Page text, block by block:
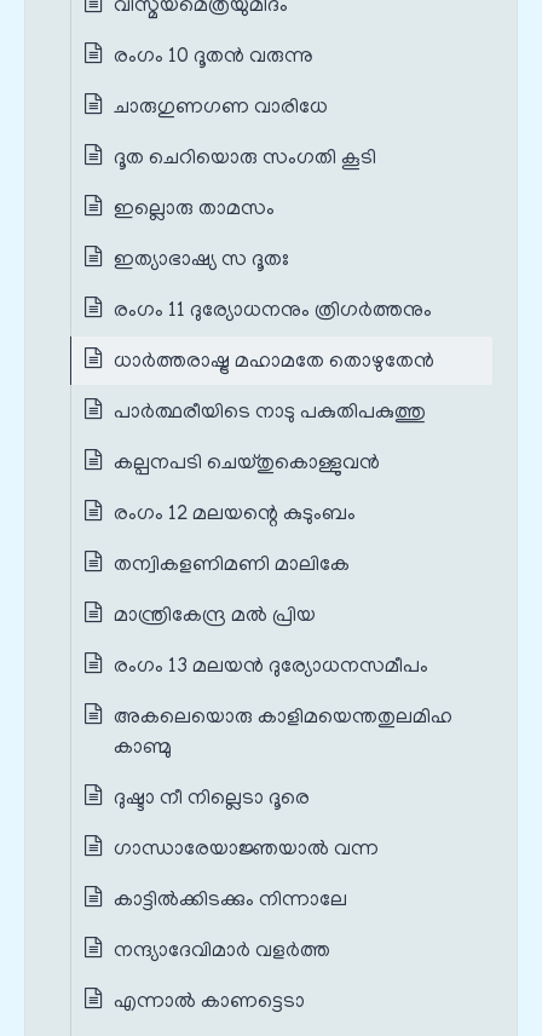
വിസ്മയമെത്രയുമിദം
രംഗം 10 ദൂതൻ വരുന്നു
ചാരുഗുണഗണ വാരിധേ
ദൂത ചെറിയൊരു സംഗതി കൂടി
ഇല്ലൊരു താമസം
ഇത്യാഭാഷ്യ സ ദൂതഃ
രംഗം 11 ദുര്യോധനനും ത്രിഗർത്തനും
ധാർത്തരാഷ്ട്ര മഹാമതേ തൊഴുതേൻ
പാർത്ഥരീയിടെ നാടു പകുതിപകുത്തു
കല്പനപടി ചെയ്തുകൊള്ളുവൻ
രംഗം 12 മലയന്റെ കുടുംബം
തന്വികളണിമണി മാലികേ
മാന്ത്രികേന്ദ്ര മൽ പ്രിയ
രംഗം 13 മലയൻ ദുര്യോധനസമീപം
അകലെയൊരു കാളിമയെന്തതുലമിഹ
കാണ്മു
ദുഷ്ടാ നീ നില്ലെടാ ദൂരെ
ഗാന്ധാരേയാജ്ഞയാൽ വന്ന
കാട്ടിൽക്കിടക്കും നിന്നാലേ
നന്ദ്യാദേവിമാർ വളർത്ത
എന്നാൽ കാണട്ടെടാ